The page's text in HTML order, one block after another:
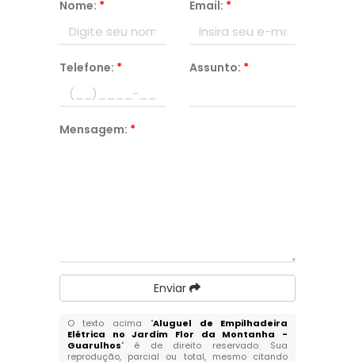
Nome: * Email: *
Telefone: * Assunto: *
Mensagem: *
Enviar
O texto acima "Aluguel de Empilhadeira
Elétrica no Jardim Flor da Montanha -
Guarulhos" é de direito reservado. Sua
reprodução, parcial ou total, mesmo citando